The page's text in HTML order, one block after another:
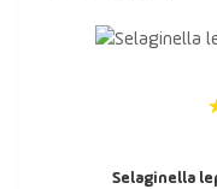
Selaginella